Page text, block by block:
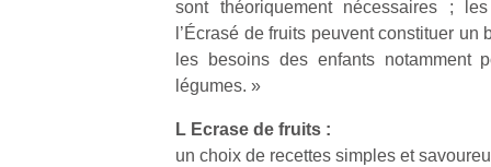
sont théoriquement nécessaires ;
l’Écrasé de fruits peuvent constituer un
les besoins des enfants notamment
légumes. »
L Ecrase de fruits :
un choix de recettes simples et